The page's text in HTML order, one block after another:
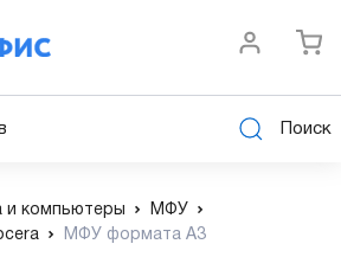
Поиск
и компьютеры
МФУ
МФУ формата A3